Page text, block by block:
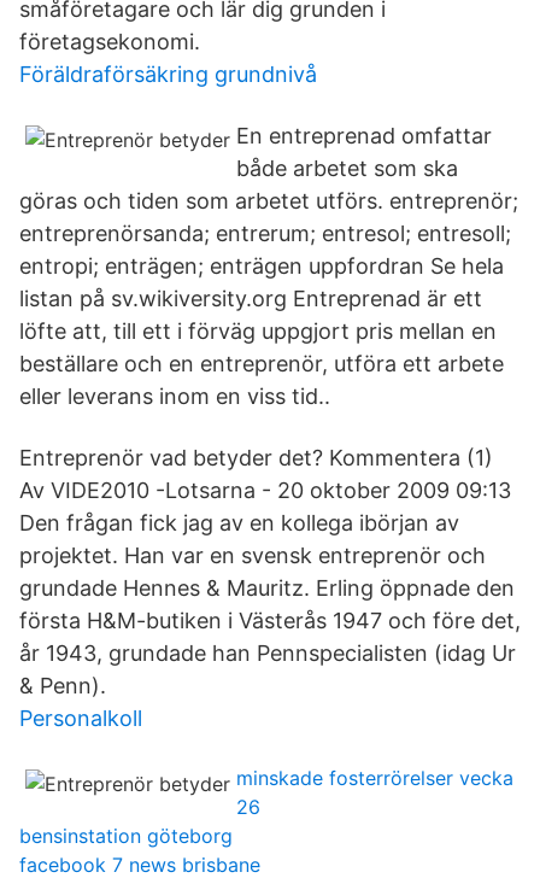
småföretagare och lär dig grunden i
företagsekonomi.
Föräldraförsäkring grundnivå
En entreprenad omfattar
både arbetet som ska
göras och tiden som arbetet utförs. entreprenör;
entreprenörsanda; entrerum; entresol; entresoll;
entropi; enträgen; enträgen uppfordran Se hela
listan på sv.wikiversity.org Entreprenad är ett
löfte att, till ett i förväg uppgjort pris mellan en
beställare och en entreprenör, utföra ett arbete
eller leverans inom en viss tid..
Entreprenör vad betyder det? Kommentera (1)
Av VIDE2010 -Lotsarna - 20 oktober 2009 09:13
Den frågan fick jag av en kollega ibörjan av
projektet. Han var en svensk entreprenör och
grundade Hennes & Mauritz. Erling öppnade den
första H&M-butiken i Västerås 1947 och före det,
år 1943, grundade han Pennspecialisten (idag Ur
& Penn).
Personalkoll
minskade fosterrörelser vecka
26
bensinstation göteborg
facebook 7 news brisbane